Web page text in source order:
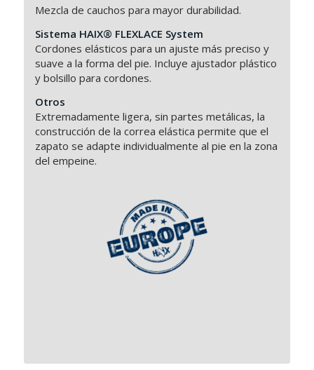
Mezcla de cauchos para mayor durabilidad.
Sistema HAIX® FLEXLACE System
Cordones elásticos para un ajuste más preciso y
suave a la forma del pie. Incluye ajustador plástico
y bolsillo para cordones.
Otros
Extremadamente ligera, sin partes metálicas, la
construcción de la correa elástica permite que el
zapato se adapte individualmente al pie en la zona
del empeine.